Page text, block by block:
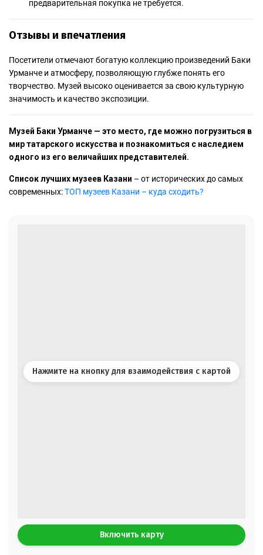
предварительная покупка не требуется.
Отзывы и впечатления
Посетители отмечают богатую коллекцию произведений Баки
Урманче и атмосферу, позволяющую глубже понять его
творчество. Музей высоко оценивается за свою культурную
значимость и качество экспозиции.
Музей Баки Урманче — это место, где можно погрузиться в
мир татарского искусства и познакомиться с наследием
одного из его величайших представителей.
Список лучших музеев Казани – от исторических до самых
современных:ТОП музеев Казани – куда сходить?
Нажмите на кнопку для взаимодействия с картой
Включить карту